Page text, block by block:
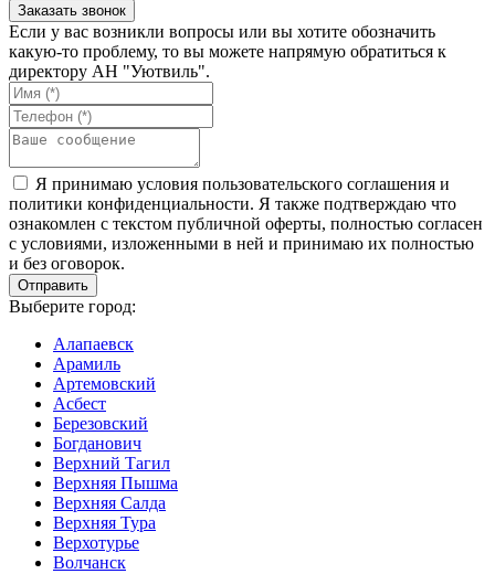
Если у вас возникли вопросы или вы хотите обозначить
какую-то проблему, то вы можете напрямую обратиться к
директору АН "Уютвиль".
Я принимаю условия пользовательского соглашения и
политики конфиденциальности. Я также подтверждаю что
ознакомлен с текстом публичной оферты, полностью согласен
с условиями, изложенными в ней и принимаю их полностью
и без оговорок.
Выберите город:
Алапаевск
Арамиль
Артемовский
Асбест
Березовский
Богданович
Верхний Тагил
Верхняя Пышма
Верхняя Салда
Верхняя Тура
Верхотурье
Волчанск